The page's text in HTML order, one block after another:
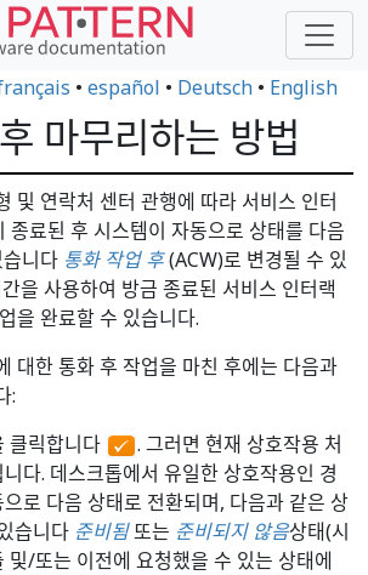
• español • Deutsch • English
마무리하는 방법
및 연락처 센터 관행에 따라 서비스 인터
종료된 후 시스템이 자동으로 상태를 다음
니다 통화 작업 후(ACW)로 변경될 수 있
을 사용하여 방금 종료된 서비스 인터랙
을 완료할 수 있습니다.
대한 통화 후 작업을 마친 후에는 다음과
:
클릭합니다
. 그러면 현재 상호작용 처
다. 데스크톱에서 유일한 상호작용인 경
로 다음 상태로 전환되며, 다음과 같은 상
습니다 준비됨또는 준비되지 않음상태(시
및/또는 이전에 요청했을 수 있는 상태에